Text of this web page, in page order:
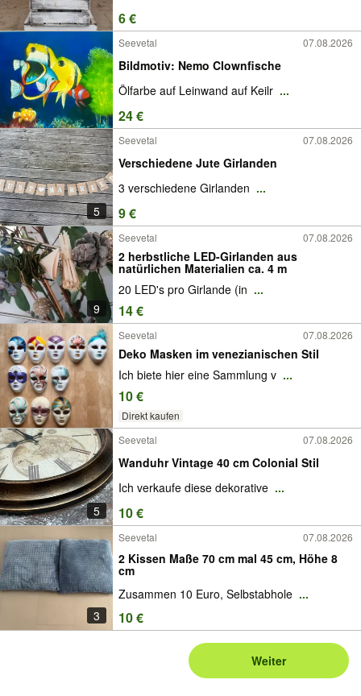
6 €
Seevetal 07.08.2026
Bildmotiv: Nemo Clownfische
Ölfarbe auf Leinwand auf Keilr ...
24 €
5
Seevetal 07.08.2026
Verschiedene Jute Girlanden
3 verschiedene Girlanden ...
9 €
9
Seevetal 07.08.2026
2 herbstliche LED-Girlanden aus
natürlichen Materialien ca. 4 m
20 LED's pro Girlande (in ...
14 €
Seevetal 07.08.2026
Deko Masken im venezianischen Stil
Ich biete hier eine Sammlung v ...
10 €
Direkt kaufen
5
Seevetal 07.08.2026
Wanduhr Vintage 40 cm Colonial Stil
Ich verkaufe diese dekorative ...
10 €
3
Seevetal 07.08.2026
2 Kissen Maße 70 cm mal 45 cm, Höhe 8
cm
Zusammen 10 Euro, Selbstabhole ...
10 €
Weiter